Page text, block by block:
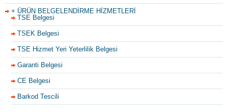
+ ÜRÜN BELGELENDİRME HİZMETLERİ
TSE Belgesi
TSEK Belgesi
TSE Hizmet Yeri Yeterlilik Belgesi
Garanti Belgesi
CE Belgesi
Barkod Tescili